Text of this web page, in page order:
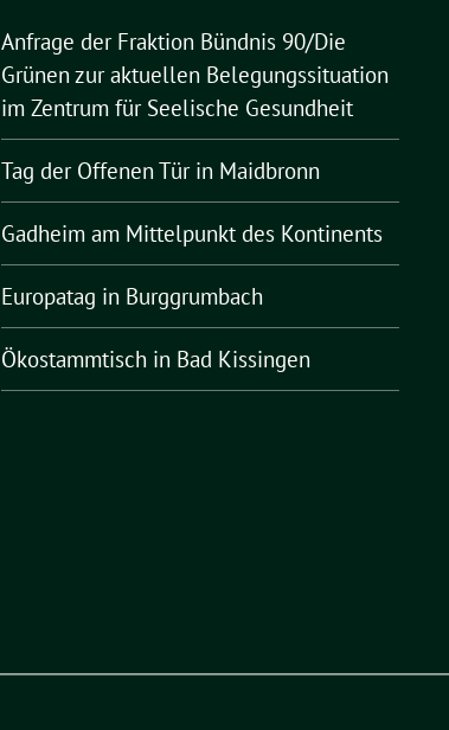
Anfrage der Fraktion Bündnis 90/Die
Grünen zur aktuellen Belegungssituation
im Zentrum für Seelische Gesundheit
Tag der Offenen Tür in Maidbronn
Gadheim am Mittelpunkt des Kontinents
Europatag in Burggrumbach
Ökostammtisch in Bad Kissingen